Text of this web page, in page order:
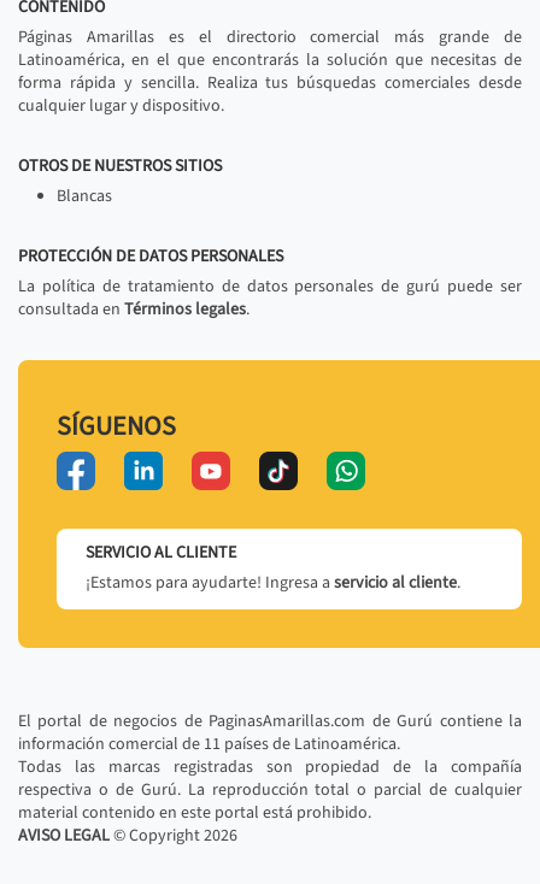
CONTENIDO
Páginas Amarillas es el directorio comercial más grande de
Latinoamérica, en el que encontrarás la solución que necesitas de
forma rápida y sencilla. Realiza tus búsquedas comerciales desde
cualquier lugar y dispositivo.
OTROS DE NUESTROS SITIOS
Blancas
PROTECCIÓN DE DATOS PERSONALES
La política de tratamiento de datos personales de gurú puede ser
consultada en Términos legales.
SÍGUENOS
SERVICIO AL CLIENTE
¡Estamos para ayudarte! Ingresa a servicio al cliente.
El portal de negocios de PaginasAmarillas.com de Gurú contiene la
información comercial de 11 países de Latinoamérica.
Todas las marcas registradas son propiedad de la compañía
respectiva o de Gurú. La reproducción total o parcial de cualquier
material contenido en este portal está prohibido.
AVISO LEGAL© Copyright2026